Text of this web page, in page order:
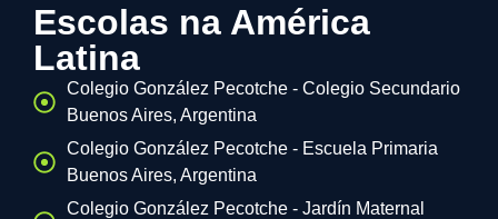
Escolas na América
Latina
Colegio González Pecotche - Colegio Secundario
Buenos Aires, Argentina
Colegio González Pecotche - Escuela Primaria
Buenos Aires, Argentina
Colegio González Pecotche - Jardín Maternal